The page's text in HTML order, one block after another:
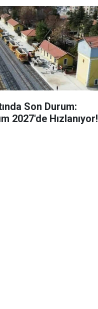
Son Durum:
2027'de Hızlanıyor!